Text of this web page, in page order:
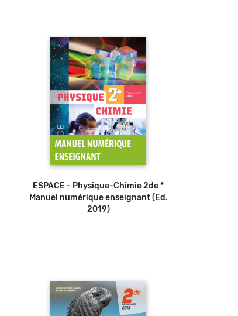
ESPACE - Physique-Chimie 2de *
Manuel numérique enseignant (Ed.
2019)